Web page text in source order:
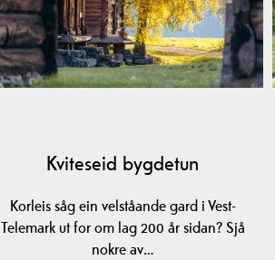
Kviteseid bygdetun
Korleis såg ein velståande gard i Vest-
Telemark ut for om lag 200 år sidan? Sjå
nokre av…